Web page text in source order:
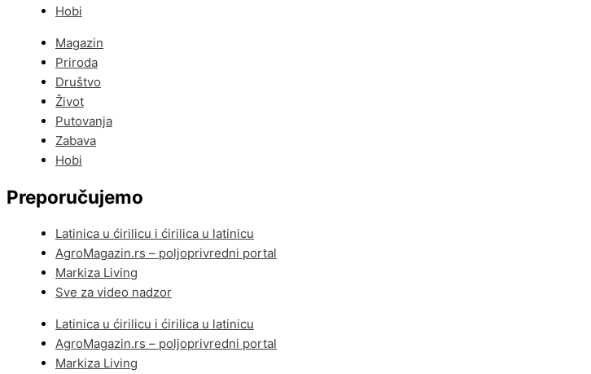
Hobi
Magazin
Priroda
Društvo
Život
Putovanja
Zabava
Hobi
Preporučujemo
Latinica u ćirilicu i ćirilica u latinicu
AgroMagazin.rs – poljoprivredni portal
Markiza Living
Sve za video nadzor
Latinica u ćirilicu i ćirilica u latinicu
AgroMagazin.rs – poljoprivredni portal
Markiza Living